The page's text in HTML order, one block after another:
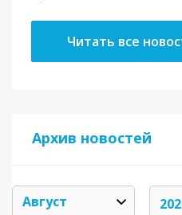
Читать все
Архив новостей